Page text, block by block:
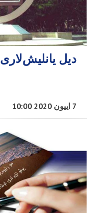
دیل یانلیش‌لاری
7 اییون 2020 10:00